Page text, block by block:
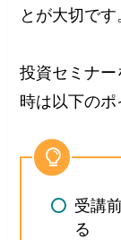
とが大切です
投資セミナ
時は以下のポ
受講
る